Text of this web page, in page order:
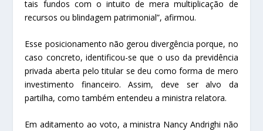
tais fundos com o intuito de mera multiplicação de
recursos ou blindagem patrimonial”, afirmou.
Esse posicionamento não gerou divergência porque, no
caso concreto, identificou-se que o uso da previdência
privada aberta pelo titular se deu como forma de mero
investimento financeiro. Assim, deve ser alvo da
partilha, como também entendeu a ministra relatora.
Em aditamento ao voto, a ministra Nancy Andrighi não